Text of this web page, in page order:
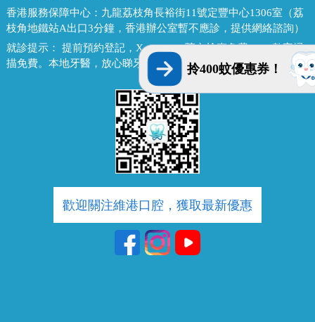
香港服務保障中心： 九龍荔枝角長裕街11號定豐中心1306室（荔
枝角地鐵站A出口3分鐘，香港辦公室暫不應診，提供網絡諮詢）
就診提示： 提前預約登記，X-ray、CT院內檢查免費，3D數字掃
描免費。本地牙醫，放心睇牙。另有速遞代收存放服務。
歡迎關注維港口腔，獲取最新優惠
拎400蚊優惠券！